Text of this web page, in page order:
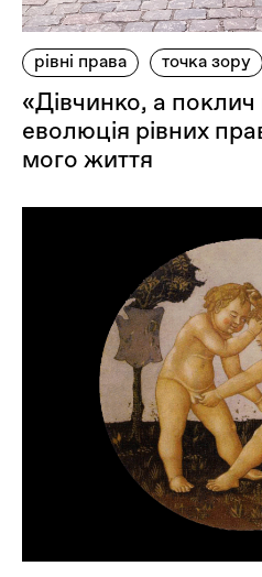
рівні права точка зору
«Дівчинко, а
еволюція рівних
мого життя